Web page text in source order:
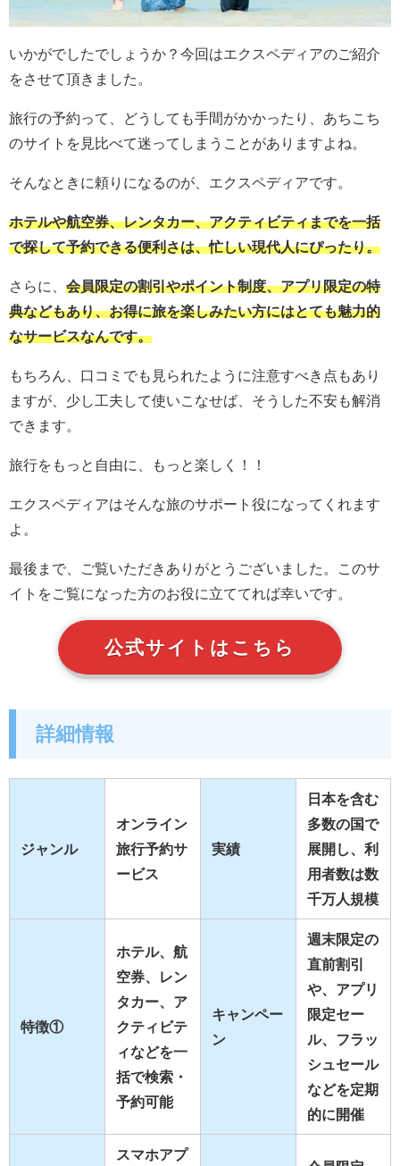
いかがでしたでしょうか？今回はエクスペディアのご紹介
をさせて頂きました。
旅行の予約って、どうしても手間がかかったり、あちこち
のサイトを見比べて迷ってしまうことがありますよね。
そんなときに頼りになるのが、エクスペディアです。
ホテルや航空券、レンタカー、アクティビティまでを一括
で探して予約できる便利さは、忙しい現代人にぴったり。
さらに、 会員限定の割引やポイント制度、アプリ限定の特
典などもあり、お得に旅を楽しみたい方にはとても魅力的
なサービスなんです。
もちろん、口コミでも見られたように注意すべき点もあり
ますが、少し工夫して使いこなせば、そうした不安も解消
できます。
旅行をもっと自由に、もっと楽しく！！
エクスペディアはそんな旅のサポート役になってくれます
よ。
最後まで、ご覧いただきありがとうございました。このサ
イトをご覧になった方のお役に立ててれば幸いです。
公式サイトはこちら
詳細情報
ジャンル
オンライン
旅行予約サ
ービス
実績
日本を含む
多数の国で
展開し、利
用者数は数
千万人規模
特徴①
ホテル、航
空券、レン
タカー、ア
クティビテ
ィなどを一
括で検索・
予約可能
キャンペー
ン
週末限定の
直前割引
や、アプリ
限定セー
ル、フラッ
シュセール
などを定期
的に開催
スマホアプ